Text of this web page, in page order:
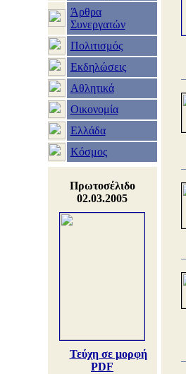
Άρθρα
Συνεργατών
Πολιτισμός
Εκδηλώσεις
Αθλητικά
Οικονομία
Ελλάδα
Κόσμος
Πρωτοσέλιδο
02.03.2005
Τεύχη σε μορφή
PDF